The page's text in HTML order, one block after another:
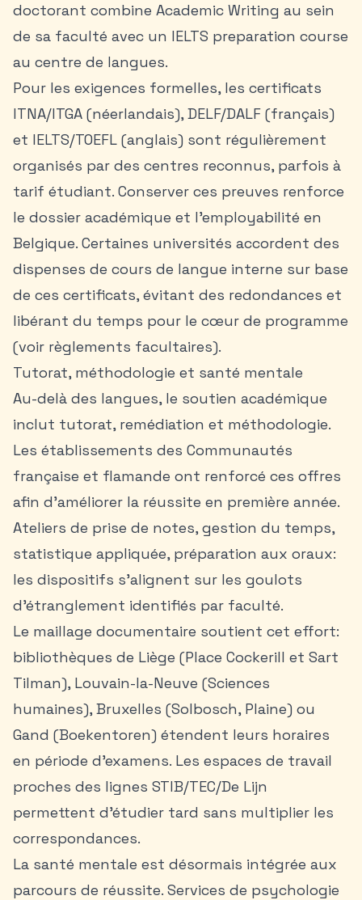
doctorant combine Academic Writing au sein
de sa faculté avec un IELTS preparation course
au centre de langues.
Pour les exigences formelles, les certificats
ITNA/ITGA (néerlandais), DELF/DALF (français)
et IELTS/TOEFL (anglais) sont régulièrement
organisés par des centres reconnus, parfois à
tarif étudiant. Conserver ces preuves renforce
le dossier académique et l’employabilité en
Belgique. Certaines universités accordent des
dispenses de cours de langue interne sur base
de ces certificats, évitant des redondances et
libérant du temps pour le cœur de programme
(voir règlements facultaires).
Tutorat, méthodologie et santé mentale
Au-delà des langues, le soutien académique
inclut tutorat, remédiation et méthodologie.
Les établissements des Communautés
française et flamande ont renforcé ces offres
afin d’améliorer la réussite en première année.
Ateliers de prise de notes, gestion du temps,
statistique appliquée, préparation aux oraux:
les dispositifs s’alignent sur les goulots
d’étranglement identifiés par faculté.
Le maillage documentaire soutient cet effort:
bibliothèques de Liège (Place Cockerill et Sart
Tilman), Louvain-la-Neuve (Sciences
humaines), Bruxelles (Solbosch, Plaine) ou
Gand (Boekentoren) étendent leurs horaires
en période d’examens. Les espaces de travail
proches des lignes STIB/TEC/De Lijn
permettent d’étudier tard sans multiplier les
correspondances.
La santé mentale est désormais intégrée aux
parcours de réussite. Services de psychologie